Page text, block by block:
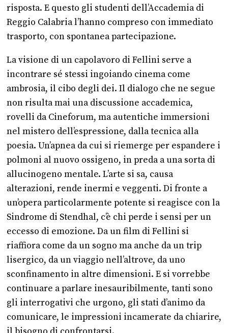
risposta. E questo gli studenti dell’Accademia di
Reggio Calabria l’hanno compreso con immediato
trasporto, con spontanea partecipazione.
La visione di un capolavoro di Fellini serve a
incontrare sé stessi ingoiando cinema come
ambrosia, il cibo degli dei. Il dialogo che ne segue
non risulta mai una discussione accademica,
rovelli da Cineforum, ma autentiche immersioni
nel mistero dell’espressione, dalla tecnica alla
poesia. Un’apnea da cui si riemerge per espandere i
polmoni al nuovo ossigeno, in preda a una sorta di
allucinogeno mentale. L’arte si sa, causa
alterazioni, rende inermi e veggenti. Di fronte a
un’opera particolarmente potente si reagisce con la
Sindrome di Stendhal, c’è chi perde i sensi per un
eccesso di emozione. Da un film di Fellini si
riaffiora come da un sogno ma anche da un trip
lisergico, da un viaggio nell’altrove, da uno
sconfinamento in altre dimensioni. E si vorrebbe
continuare a parlare inesauribilmente, tanti sono
gli interrogativi che urgono, gli stati d’animo da
comunicare, le impressioni incamerate da chiarire,